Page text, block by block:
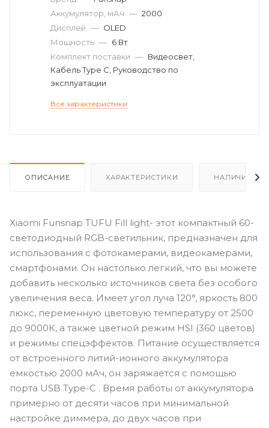
Аккумулятор, мАч — 2000
Дисплей — OLED
Мощность — 6 Вт
Комплект поставки — Видеосвет,
Кабель Type C, Руководство по
эксплуатации
Все характеристики
ОПИСАНИЕ ХАРАКТЕРИСТИКИ НАЛИЧИЕ
Xiaomi Funsnap TUFU Fill light- этот компактный 60-
светодиодный RGB-светильник, предназначен для
использования с фотокамерами, видеокамерами,
смартфонами. Он настолько легкий, что вы можете
добавить несколько источников света без особого
увеличения веса. Имеет угол луча 120°, яркость 800
люкс, переменную цветовую температуру от 2500
до 9000К, а также цветной режим HSI (360 цветов)
и режимы спецэффектов. Питание осуществляется
от встроенного литий-ионного аккумулятора
емкостью 2000 мАч, он заряжается с помощью
порта USB Type-C . Время работы от аккумулятора
примерно от десяти часов при минимальной
настройке диммера, до двух часов при